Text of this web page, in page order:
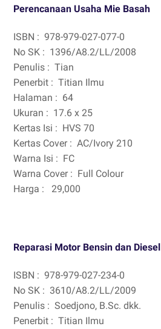
Perencanaan Usaha Mie Basah
ISBN : 978-979-027-077-0
No SK : 1396/A8.2/LL/2008
Penulis : Tian
Penerbit : Titian Ilmu
Halaman : 64
Ukuran : 17.6 x 25
Kertas Isi : HVS 70
Kertas Cover : AC/Ivory 210
Warna Isi : FC
Warna Cover : Full Colour
Harga :
29,000
Reparasi Motor Bensin dan Diesel
ISBN : 978-979-027-234-0
No SK : 3610/A8.2/LL/2009
Penulis : Soedjono, B.Sc. dkk.
Penerbit : Titian Ilmu